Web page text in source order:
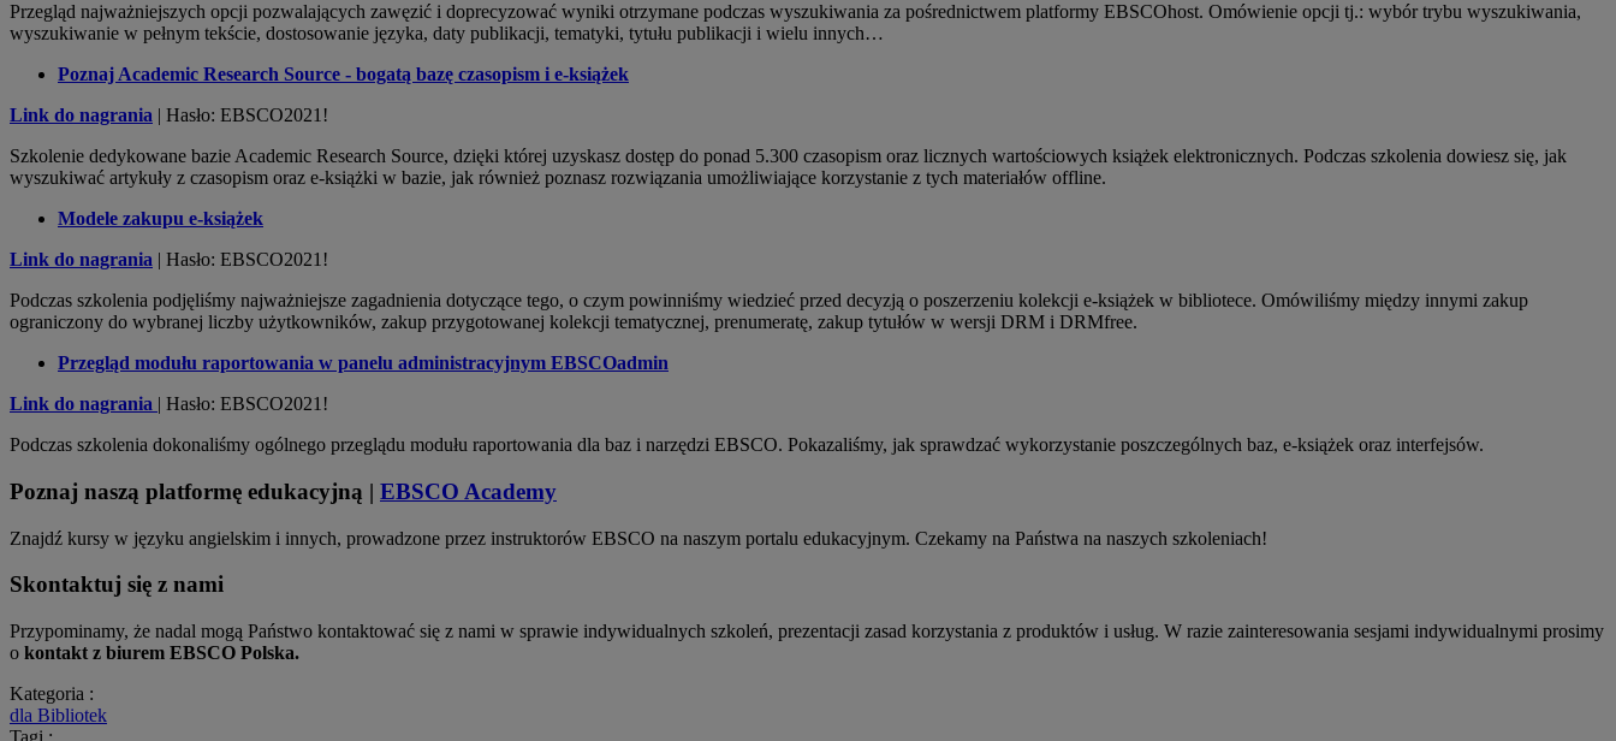
Przegląd najważniejszych opcji pozwalających zawęzić i doprecyzować wyniki otrzymane podczas wyszukiwania za pośrednictwem platformy EBSCOhost. Omówienie opcji tj.: wybór trybu wyszukiwania,
wyszukiwanie w pełnym tekście, dostosowanie języka, daty publikacji, tematyki, tytułu publikacji i wielu innych…
Poznaj Academic Research Source - bogatą bazę czasopism i e-książek
Link do nagrania | Hasło: EBSCO2021!
Szkolenie dedykowane bazie Academic Research Source, dzięki której uzyskasz dostęp do ponad 5.300 czasopism oraz licznych wartościowych książek elektronicznych. Podczas szkolenia dowiesz się, jak
wyszukiwać artykuły z czasopism oraz e-książki w bazie, jak również poznasz rozwiązania umożliwiające korzystanie z tych materiałów offline.
Modele zakupu e-książek
Link do nagrania | Hasło: EBSCO2021!
Podczas szkolenia podjęliśmy najważniejsze zagadnienia dotyczące tego, o czym powinniśmy wiedzieć przed decyzją o poszerzeniu kolekcji e-książek w bibliotece. Omówiliśmy między innymi zakup
ograniczony do wybranej liczby użytkowników, zakup przygotowanej kolekcji tematycznej, prenumeratę, zakup tytułów w wersji DRM i DRMfree.
Przegląd modułu raportowania w panelu administracyjnym EBSCOadmin
Link do nagrania | Hasło: EBSCO2021!
Podczas szkolenia dokonaliśmy ogólnego przeglądu modułu raportowania dla baz i narzędzi EBSCO. Pokazaliśmy, jak sprawdzać wykorzystanie poszczególnych baz, e-książek oraz interfejsów.
Poznaj naszą platformę edukacyjną | EBSCO Academy
Znajdź kursy w języku angielskim i innych, prowadzone przez instruktorów EBSCO na naszym portalu edukacyjnym. Czekamy na Państwa na naszych szkoleniach!
Skontaktuj się z nami
Przypominamy, że nadal mogą Państwo kontaktować się z nami w sprawie indywidualnych szkoleń, prezentacji zasad korzystania z produktów i usług. W razie zainteresowania sesjami indywidualnymi prosimy
o kontakt z biurem EBSCO Polska.
Kategoria :
dla Bibliotek